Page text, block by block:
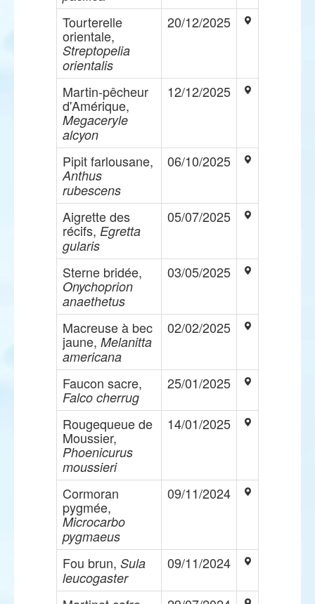
Tourterelle
orientale,
Streptopelia
orientalis
20/12/2025
Martin-pêcheur
d'Amérique,
Megaceryle
alcyon
12/12/2025
Pipit farlousane,
Anthus
rubescens
06/10/2025
Aigrette des
récifs, Egretta
gularis
05/07/2025
Sterne bridée,
Onychoprion
anaethetus
03/05/2025
Macreuse à bec
jaune, Melanitta
americana
02/02/2025
Faucon sacre,
Falco cherrug
25/01/2025
Rougequeue de
Moussier,
Phoenicurus
moussieri
14/01/2025
Cormoran
pygmée,
Microcarbo
pygmaeus
09/11/2024
Fou brun, Sula
leucogaster
09/11/2024